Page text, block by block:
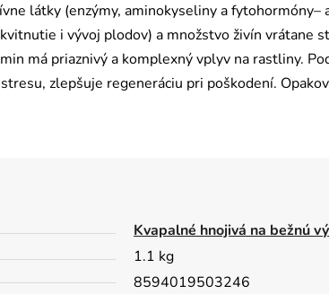
látky (enzýmy, aminokyseliny a
i vývoj plodov) a množstvo živín vrátane
má priaznivý a komplexný vplyv na rastliny.
zlepšuje regeneráciu pri poškodení.
Kvapalné hnojivá na bežnú
1.1 kg
8594019503246